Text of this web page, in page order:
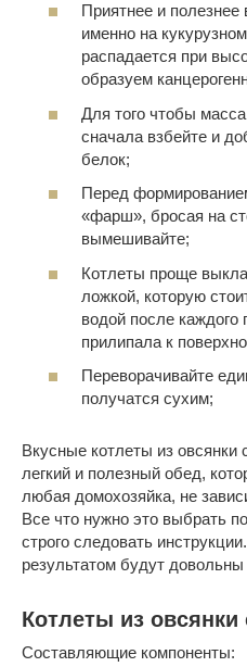
Приятнее и полезнее
именно на
распадается при
образуем
Для того чтобы
сначала взбейте и
белок;
Перед
«фарш», бросая на
вымешивайте;
Котлеты проще
ложкой, которую
водой после
прилипала к
Переворачивайте
получатся сухим;
Вкусные котлеты из
легкий и полезный обед,
любая домохозяйка, не
Все что нужно это выбрать
строго следовать
результатом будут довольны
Котлеты из
Составляющие компоненты: